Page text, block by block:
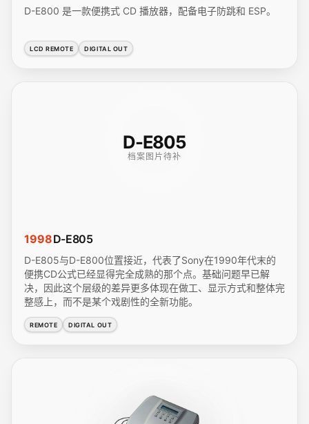
D-E800 是一款便携式 CD 播放器，配备电子防跳和 ESP。
LCD REMOTE DIGITAL OUT
D-E805
档案图片待补
1998D-E805
D-E805与D-E800位置接近，代表了Sony在1990年代末的
便携CD公式已经显得完全成熟的那个点。基础问题早已解
决，因此这个层级的差异更多体现在做工、显示方式和整体完
整感上，而不是某个戏剧性的全新功能。
REMOTE DIGITAL OUT